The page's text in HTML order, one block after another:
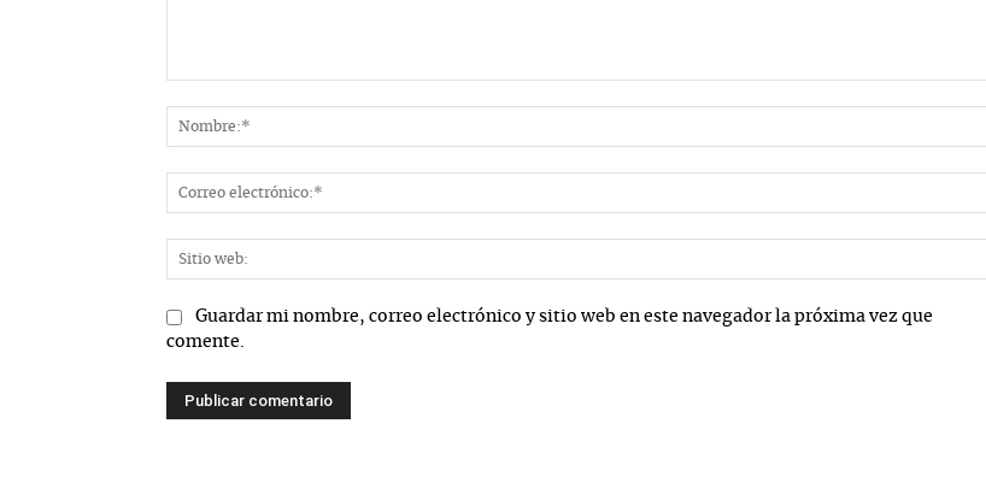
Guardar mi nombre, correo electrónico y sitio web en este navegador la próxima vez que
comente.